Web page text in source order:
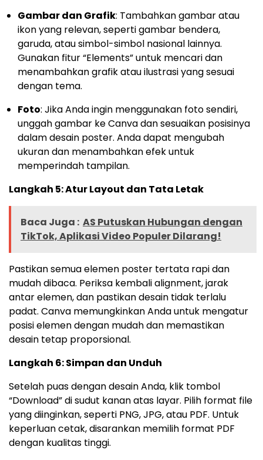
Gambar dan Grafik: Tambahkan gambar atau
ikon yang relevan, seperti gambar bendera,
garuda, atau simbol-simbol nasional lainnya.
Gunakan fitur “Elements” untuk mencari dan
menambahkan grafik atau ilustrasi yang sesuai
dengan tema.
Foto: Jika Anda ingin menggunakan foto sendiri,
unggah gambar ke Canva dan sesuaikan posisinya
dalam desain poster. Anda dapat mengubah
ukuran dan menambahkan efek untuk
memperindah tampilan.
Langkah 5: Atur Layout dan Tata Letak
Baca Juga : AS Putuskan Hubungan dengan
TikTok, Aplikasi Video Populer Dilarang!
Pastikan semua elemen poster tertata rapi dan
mudah dibaca. Periksa kembali alignment, jarak
antar elemen, dan pastikan desain tidak terlalu
padat. Canva memungkinkan Anda untuk mengatur
posisi elemen dengan mudah dan memastikan
desain tetap proporsional.
Langkah 6: Simpan dan Unduh
Setelah puas dengan desain Anda, klik tombol
“Download” di sudut kanan atas layar. Pilih format file
yang diinginkan, seperti PNG, JPG, atau PDF. Untuk
keperluan cetak, disarankan memilih format PDF
dengan kualitas tinggi.